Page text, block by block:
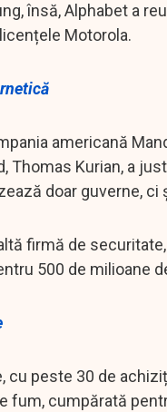
însă, Alphabet a
Motorola.
americană
Thomas Kurian, a
doar guverne, ci
firmă de
500 de milioane
peste 30 de
cumpărată